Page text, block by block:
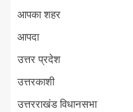
आपका शहर
आपदा
उत्तर प्रदेश
उत्तरकाशी
उत्तरराखंड विधानसभा